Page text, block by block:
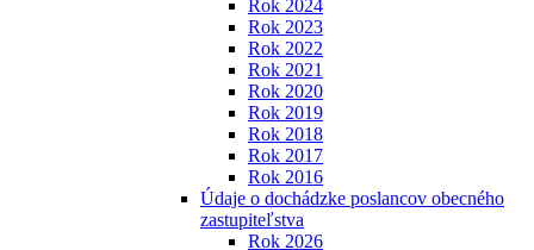
Rok 2024
Rok 2023
Rok 2022
Rok 2021
Rok 2020
Rok 2019
Rok 2018
Rok 2017
Rok 2016
Údaje o dochádzke poslancov obecného
zastupiteľstva
Rok 2026